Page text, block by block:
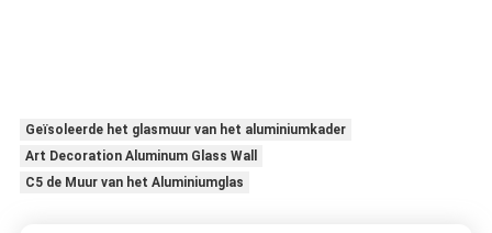
Geïsoleerde het glasmuur van het aluminiumkader
Art Decoration Aluminum Glass Wall
C5 de Muur van het Aluminiumglas